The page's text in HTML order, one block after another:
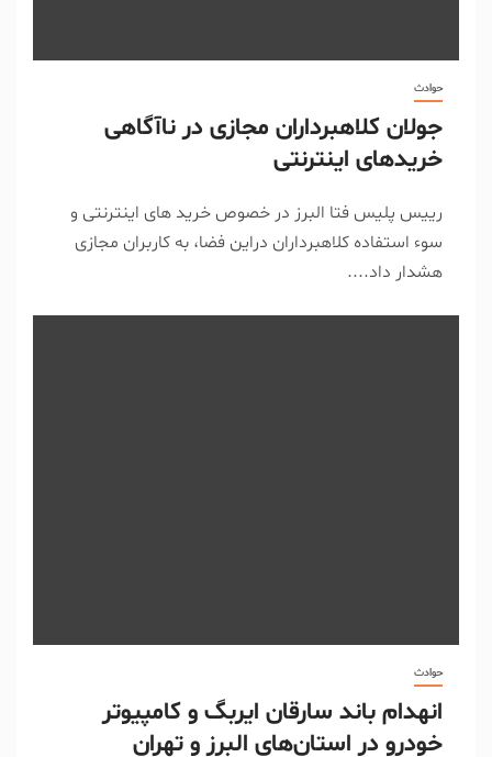
حوادث
جولان کلاهبرداران مجازی در ناآگاهی
خریدهای اینترنتی
رییس پلیس فتا البرز در خصوص خرید های اینترنتی و
سوء استفاده کلاهبرداران دراین فضا، به کاربران مجازی
هشدار داد....
حوادث
انهدام باند سارقان ایربگ و کامپیوتر
خودرو در استان‌های البرز و تهران